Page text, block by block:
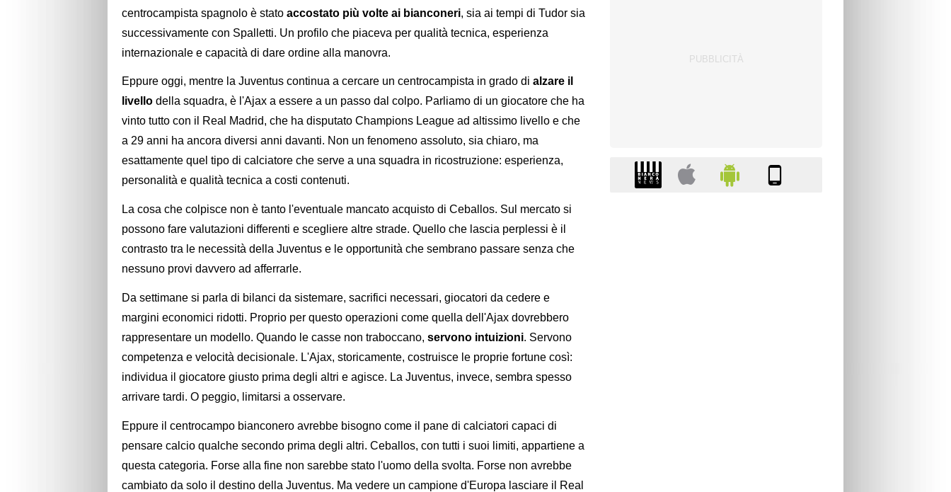
centrocampista spagnolo è stato accostato più volte ai bianconeri, sia ai tempi di Tudor sia
successivamente con Spalletti. Un profilo che piaceva per qualità tecnica, esperienza
internazionale e capacità di dare ordine alla manovra.
Eppure oggi, mentre la Juventus continua a cercare un centrocampista in grado di alzare il
livello della squadra, è l'Ajax a essere a un passo dal colpo. Parliamo di un giocatore che ha
vinto tutto con il Real Madrid, che ha disputato Champions League ad altissimo livello e che
a 29 anni ha ancora diversi anni davanti. Non un fenomeno assoluto, sia chiaro, ma
esattamente quel tipo di calciatore che serve a una squadra in ricostruzione: esperienza,
personalità e qualità tecnica a costi contenuti.
La cosa che colpisce non è tanto l'eventuale mancato acquisto di Ceballos. Sul mercato si
possono fare valutazioni differenti e scegliere altre strade. Quello che lascia perplessi è il
contrasto tra le necessità della Juventus e le opportunità che sembrano passare senza che
nessuno provi davvero ad afferrarle.
Da settimane si parla di bilanci da sistemare, sacrifici necessari, giocatori da cedere e
margini economici ridotti. Proprio per questo operazioni come quella dell'Ajax dovrebbero
rappresentare un modello. Quando le casse non traboccano, servono intuizioni. Servono
competenza e velocità decisionale. L'Ajax, storicamente, costruisce le proprie fortune così:
individua il giocatore giusto prima degli altri e agisce. La Juventus, invece, sembra spesso
arrivare tardi. O peggio, limitarsi a osservare.
Eppure il centrocampo bianconero avrebbe bisogno come il pane di calciatori capaci di
pensare calcio qualche secondo prima degli altri. Ceballos, con tutti i suoi limiti, appartiene a
questa categoria. Forse alla fine non sarebbe stato l'uomo della svolta. Forse non avrebbe
cambiato da solo il destino della Juventus. Ma vedere un campione d'Europa lasciare il Real